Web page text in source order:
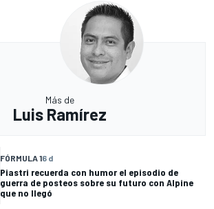
Más de
Luis Ramírez
FÓRMULA 16 d
Piastri recuerda con humor el episodio de
guerra de posteos sobre su futuro con Alpine
que no llegó